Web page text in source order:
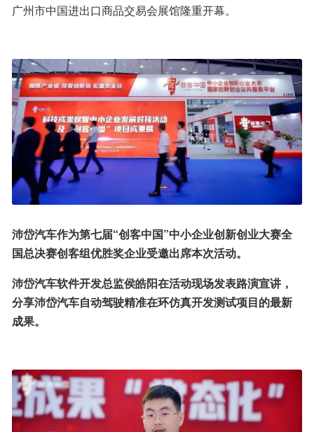
广州市中国进出口商品交易会展馆隆重开幕。
沛岱汽车作为第七届“创客中国”中小企业创新创业大赛全
国总决赛创客组优胜奖企业受邀出席本次活动。
沛岱汽车软件开发总监侯皓阳在活动现场发表路演宣讲，
分享沛岱汽车自动驾驶精准在环仿真开发测试项目的最新
成果。